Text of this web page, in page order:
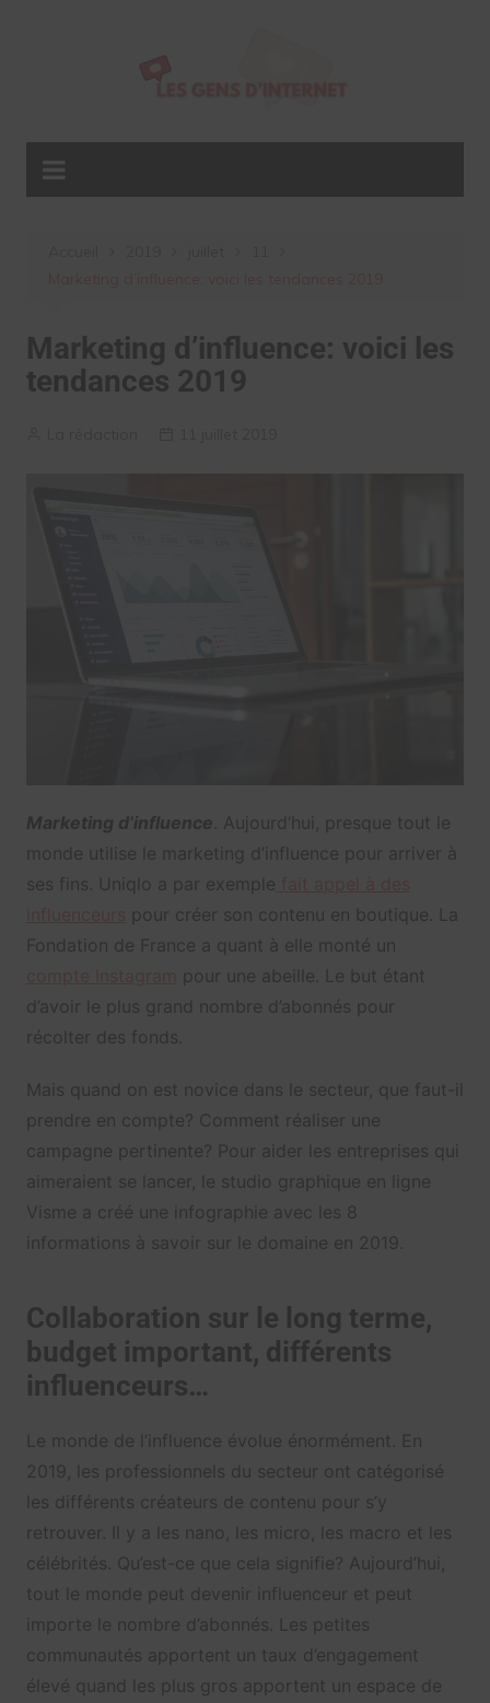
Marketing d’influence: voici les
tendances 2019
Marketing d’influence . Aujourd’hui, presque tout le
monde utilise le marketing d’influence pour arriver à
ses fins. Uniqlo a par exemple
pour créer son contenu en boutique. La
Fondation de France a quant à elle monté un
pour une abeille. Le but étant
d’avoir le plus grand nombre d’abonnés pour
récolter des fonds.
Mais quand on est novice dans le secteur, que faut-il
prendre en compte? Comment réaliser une
campagne pertinente? Pour aider les entreprises qui
aimeraient se lancer, le studio graphique en ligne
Visme a créé une infographie avec les 8
informations à savoir sur le domaine en 2019.
Collaboration sur le long terme,
budget important, différents
influenceurs…
Le monde de l’influence évolue énormément. En
2019, les professionnels du secteur ont catégorisé
les différents créateurs de contenu pour s’y
retrouver. Il y a les nano, les micro, les macro et les
célébrités. Qu’est-ce que cela signifie? Aujourd’hui,
tout le monde peut devenir influenceur et peut
importe le nombre d’abonnés. Les petites
communautés apportent un taux d’engagement
élevé quand les plus gros apportent un espace de